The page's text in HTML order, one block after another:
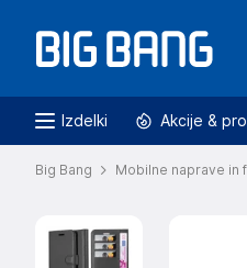
Izdelki Akcije &
Big Bang Mobilne naprave in